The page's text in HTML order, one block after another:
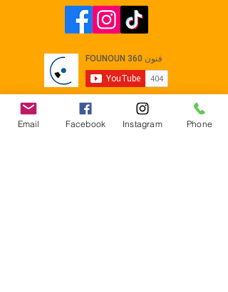
Email Facebook Instagram Phone